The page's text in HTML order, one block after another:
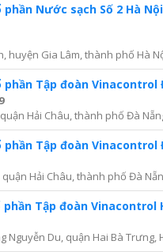
phần Nước sạch Số 2 Hà
huyện Gia Lâm, thành phố Hà
phần Tập đoàn Vinacontrol
Hải Châu, thành phố Đà
phần Tập đoàn Vinacontrol
quận Hải Châu, thành phố Đà
Tập đoàn Vinacontrol
Nguyễn Du, quận Hai Bà Trưng,